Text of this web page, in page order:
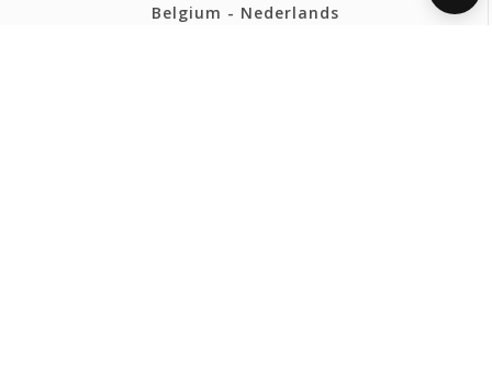
Belgium - Nederlands